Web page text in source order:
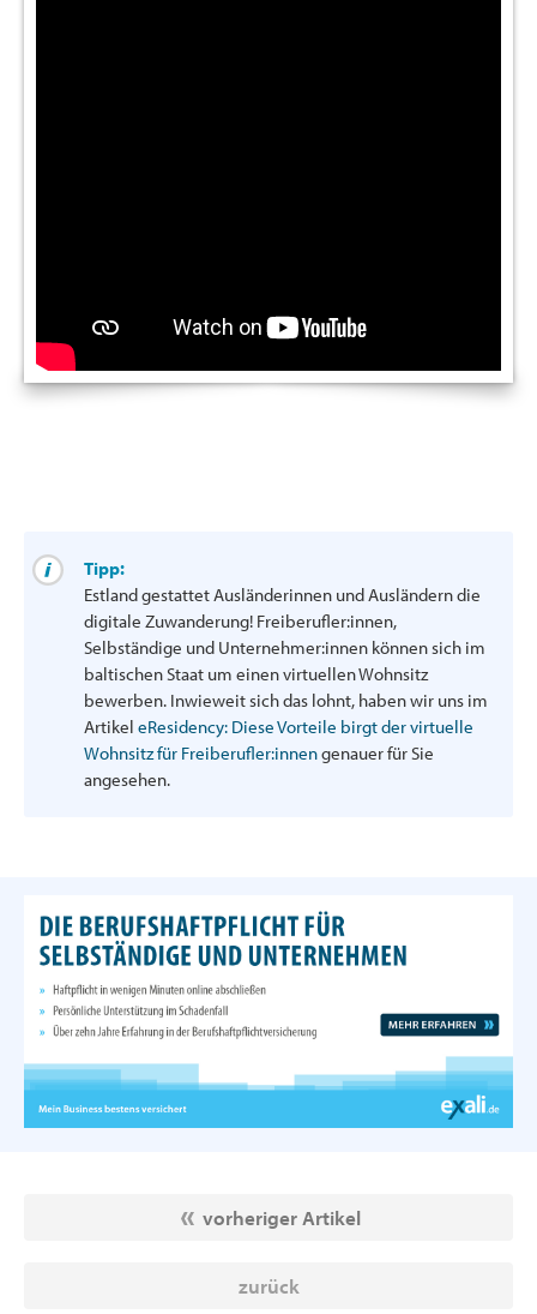
Tipp:
Estland gestattet Ausländerinnen und Ausländern die
digitale Zuwanderung! Freiberufler:innen,
Selbständige und Unternehmer:innen können sich im
baltischen Staat um einen virtuellen Wohnsitz
bewerben. Inwieweit sich das lohnt, haben wir uns im
Artikel eResidency: Diese Vorteile birgt der virtuelle
Wohnsitz für Freiberufler:innengenauer für Sie
angesehen.
vorheriger Artikel
zurück